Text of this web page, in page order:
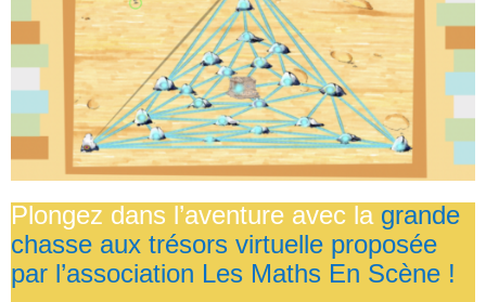
Plongez dans l’aventure avec la grande
chasse aux trésors virtuelle proposée
par l’association Les Maths En Scène !